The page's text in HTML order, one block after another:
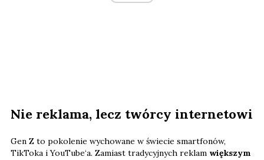
Nie reklama, lecz twórcy internetowi
Gen Z to pokolenie wychowane w świecie smartfonów,
TikToka i YouTube‘a. Zamiast tradycyjnych reklam większym